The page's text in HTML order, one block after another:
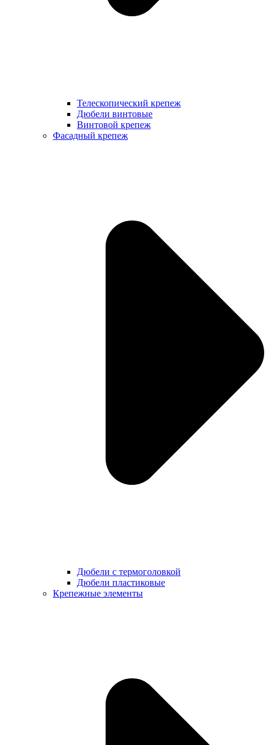
Телескопический крепеж
Дюбели винтовые
Винтовой крепеж
Фасадный крепеж
Дюбели с термоголовкой
Дюбели пластиковые
Крепежные элементы